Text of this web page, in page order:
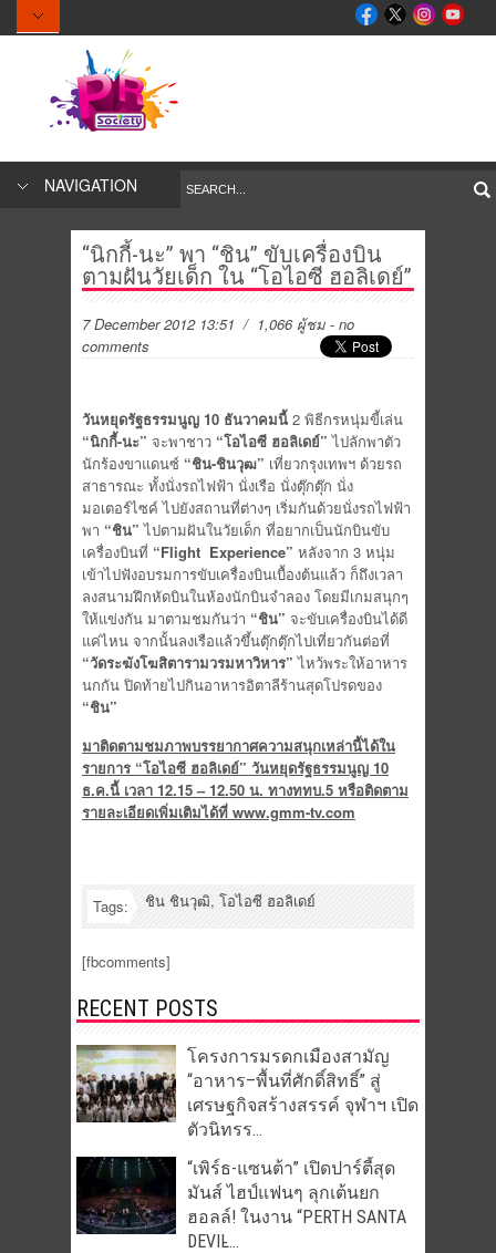
NAVIGATION
“นิกกี้-นะ” พา “ชิน” ขับเครื่องบิน
ตามฝันวัยเด็ก ใน “โอไอซี ฮอลิเดย์”
7 December 2012 13:51 / 1,066 ผู้ชม - no
comments
วันหยุดรัฐธรรมนูญ 10 ธันวาคมนี้ 2 พิธีกรหนุ่มขี้เล่น
“นิกกี้-นะ” จะพาชาว “โอไอซี ฮอลิเดย์” ไปลักพาตัว
นักร้องขาแดนซ์ “ชิน-ชินวุฒ” เที่ยวกรุงเทพฯ ด้วยรถ
สาธารณะ ทั้งนั่งรถไฟฟ้า นั่งเรือ นั่งตุ๊กตุ๊ก นั่ง
มอเตอร์ไซค์ ไปยังสถานที่ต่างๆ เริ่มกันด้วยนั่งรถไฟฟ้า
พา “ชิน” ไปตามฝันในวัยเด็ก ที่อยากเป็นนักบินขับ
เครื่องบินที่ “Flight Experience” หลังจาก 3 หนุ่ม
เข้าไปฟังอบรมการขับเครื่องบินเบื้องต้นแล้ว ก็ถึงเวลา
ลงสนามฝึกหัดบินในห้องนักบินจำลอง โดยมีเกมสนุกๆ
ให้แข่งกัน มาตามชมกันว่า “ชิน” จะขับเครื่องบินได้ดี
แค่ไหน จากนั้นลงเรือแล้วขึ้นตุ๊กตุ๊กไปเที่ยวกันต่อที่
“วัดระฆังโฆสิตารามวรมหาวิหาร”ไหว้พระให้อาหาร
นกกัน ปิดท้ายไปกินอาหารอิตาลีร้านสุดโปรดของ
“ชิน”
มาติดตามชมภาพบรรยากาศความสนุกเหล่านี้ได้ใน
รายการ “โอไอซี ฮอลิเดย์” วันหยุดรัฐธรรมนูญ 10
ธ.ค.นี้ เวลา 12.15 – 12.50 น. ทางททบ.5 หรือติดตาม
รายละเอียดเพิ่มเติมได้ที่ www.gmm-tv.com
Tags: ชิน ชินวุฒิ, โอไอซี ฮอลิเดย์
[fbcomments]
RECENT POSTS
โครงการมรดกเมืองสามัญ
“อาหาร–พื้นที่ศักดิ์สิทธิ์” สู่
เศรษฐกิจสร้างสรรค์ จุฬาฯ เปิด
ตัวนิทรร...
“เพิร์ธ-แซนต้า” เปิดปาร์ตี้สุด
มันส์ ไฮป์แฟนๆ ลุกเต้นยก
ฮอลล์! ในงาน “PERTH SANTA
DEVIL̵...